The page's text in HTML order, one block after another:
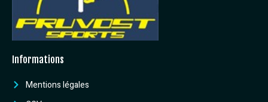
Informations
Mentions légales